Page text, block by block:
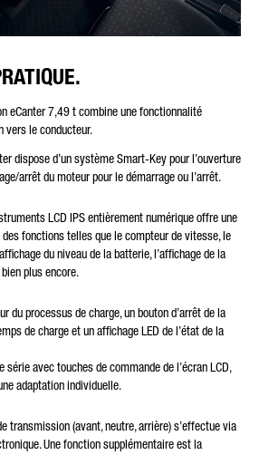
eCanter 7,49 t combine une fonctionnalité
vers le conducteur.
dispose d’un système Smart-Key pour l’ouverture
arrêt du moteur pour le démarrage ou l’arrêt.
LCD IPS entièrement numérique offre une
des fonctions telles que le compteur de vitesse, le
du niveau de la batterie, l’affichage de la
plus encore.
du processus de charge, un bouton d’arrêt de la
de charge et un affichage LED de l’état de la
avec touches de commande de l’écran LCD,
adaptation individuelle.
transmission (avant, neutre, arrière) s’effectue via
Une fonction supplémentaire est la